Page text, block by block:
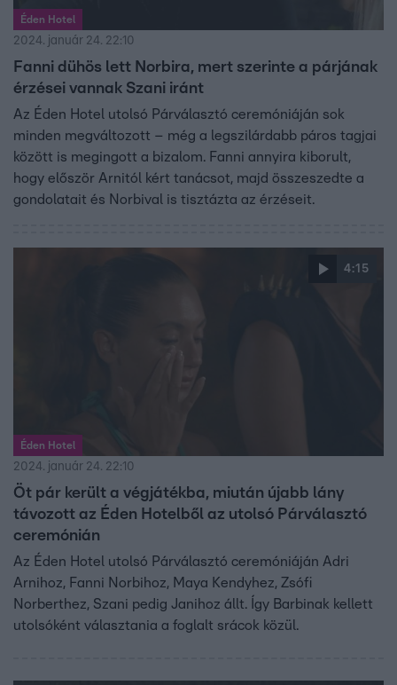
Éden Hotel
2024. január 24. 22:10
Fanni dühös lett Norbira, mert szerinte a párjának
érzései vannak Szani iránt
Az Éden Hotel utolsó Párválasztó ceremóniáján sok
minden megváltozott – még a legszilárdabb páros tagjai
között is megingott a bizalom. Fanni annyira kiborult,
hogy először Arnitól kért tanácsot, majd összeszedte a
gondolatait és Norbival is tisztázta az érzéseit.
4:15
Éden Hotel
2024. január 24. 22:10
Öt pár került a végjátékba, miután újabb lány
távozott az Éden Hotelből az utolsó Párválasztó
ceremónián
Az Éden Hotel utolsó Párválasztó ceremóniáján Adri
Arnihoz, Fanni Norbihoz, Maya Kendyhez, Zsófi
Norberthez, Szani pedig Janihoz állt. Így Barbinak kellett
utolsóként választania a foglalt srácok közül.